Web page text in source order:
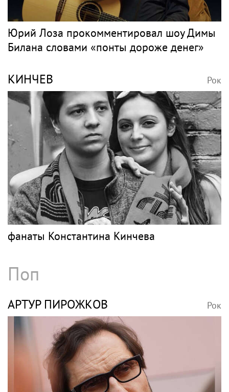
Юрий Лоза прокомментировал шоу Димы
Билана словами «понты дороже денег»
КИНЧЕВ Рок
фанаты Константина Кинчева
Поп
АРТУР ПИРОЖКОВ Рок